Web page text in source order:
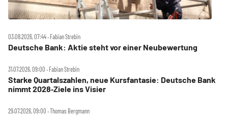
03.08.2026, 07:44 ‧ Fabian Strebin
Deutsche Bank: Aktie steht vor einer Neubewertung
31.07.2026, 09:00 ‧ Fabian Strebin
Starke Quartalszahlen, neue Kursfantasie: Deutsche Bank
nimmt 2028‑Ziele ins Visier
29.07.2026, 09:00 ‧ Thomas Bergmann